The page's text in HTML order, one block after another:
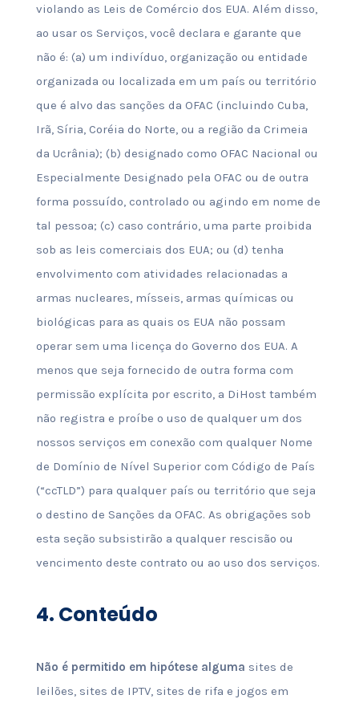
violando as Leis de Comércio dos EUA. Além disso,
ao usar os Serviços, você declara e garante que
não é: (a) um indivíduo, organização ou entidade
organizada ou localizada em um país ou território
que é alvo das sanções da OFAC (incluindo Cuba,
Irã, Síria, Coréia do Norte, ou a região da Crimeia
da Ucrânia); (b) designado como OFAC Nacional ou
Especialmente Designado pela OFAC ou de outra
forma possuído, controlado ou agindo em nome de
tal pessoa; (c) caso contrário, uma parte proibida
sob as leis comerciais dos EUA; ou (d) tenha
envolvimento com atividades relacionadas a
armas nucleares, mísseis, armas químicas ou
biológicas para as quais os EUA não possam
operar sem uma licença do Governo dos EUA. A
menos que seja fornecido de outra forma com
permissão explícita por escrito, a DiHost também
não registra e proíbe o uso de qualquer um dos
nossos serviços em conexão com qualquer Nome
de Domínio de Nível Superior com Código de País
(“ccTLD”) para qualquer país ou território que seja
o destino de Sanções da OFAC. As obrigações sob
esta seção subsistirão a qualquer rescisão ou
vencimento deste contrato ou ao uso dos serviços.
4. Conteúdo
Não é permitido em hipótese alguma sites de
leilões, sites de IPTV, sites de rifa e jogos em